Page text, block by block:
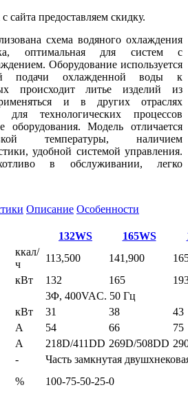
сайта предоставляем скидку.
схема водяного охлаждения
оптимальная для систем с
Оборудование используется
подачи охлажденной воды к
происходит литье изделий из
и в других отраслях
технологических процессов
оборудования. Модель отличается
температуры, наличием
удобной системой управления.
в обслуживании, легко
Описание Особенности
132WS 165WS
ккал/
ч
113,500 141,900
кВт
132 165
3Φ, 400VAC. 50 Гц
кВт 31 38
43
A 54 66
75
A 218D/411DD 269D/508DD
-
Часть замкнутая
%
100-75-50-25-0